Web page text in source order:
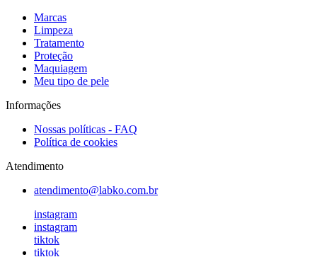
Marcas
Limpeza
Tratamento
Proteção
Maquiagem
Meu tipo de pele
Informações
Nossas políticas - FAQ
Política de cookies
Atendimento
atendimento@labko.com.br
instagram
instagram
tiktok
tiktok